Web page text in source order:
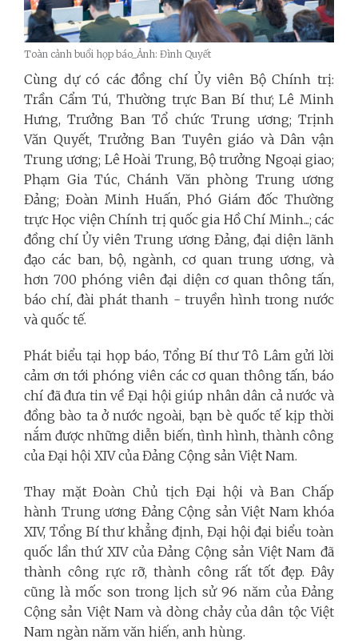
Toàn cảnh buổi họp báo_Ảnh: Đình Quyết
Cùng dự có các đồng chí Ủy viên Bộ Chính trị:
Trần Cẩm Tú, Thường trực Ban Bí thư; Lê Minh
Hưng, Trưởng Ban Tổ chức Trung ương; Trịnh
Văn Quyết, Trưởng Ban Tuyên giáo và Dân vận
Trung ương; Lê Hoài Trung, Bộ trưởng Ngoại giao;
Phạm Gia Túc, Chánh Văn phòng Trung ương
Đảng; Đoàn Minh Huấn, Phó Giám đốc Thường
trực Học viện Chính trị quốc gia Hồ Chí Minh...; các
đồng chí Ủy viên Trung ương Đảng, đại diện lãnh
đạo các ban, bộ, ngành, cơ quan trung ương, và
hơn 700 phóng viên đại diện cơ quan thông tấn,
báo chí, đài phát thanh - truyền hình trong nước
và quốc tế.
Phát biểu tại họp báo, Tổng Bí thư Tô Lâm gửi lời
cảm ơn tới phóng viên các cơ quan thông tấn, báo
chí đã đưa tin về Đại hội giúp nhân dân cả nước và
đồng bào ta ở nước ngoài, bạn bè quốc tế kịp thời
nắm được những diễn biến, tình hình, thành công
của Đại hội XIV của Đảng Cộng sản Việt Nam.
Thay mặt Đoàn Chủ tịch Đại hội và Ban Chấp
hành Trung ương Đảng Cộng sản Việt Nam khóa
XIV, Tổng Bí thư khẳng định, Đại hội đại biểu toàn
quốc lần thứ XIV của Đảng Cộng sản Việt Nam đã
thành công rực rỡ, thành công rất tốt đẹp. Đây
cũng là mốc son trong lịch sử 96 năm của Đảng
Cộng sản Việt Nam và dòng chảy của dân tộc Việt
Nam ngàn năm văn hiến, anh hùng.